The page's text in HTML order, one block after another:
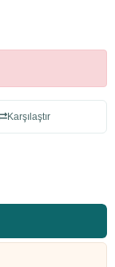
Karşılaştır